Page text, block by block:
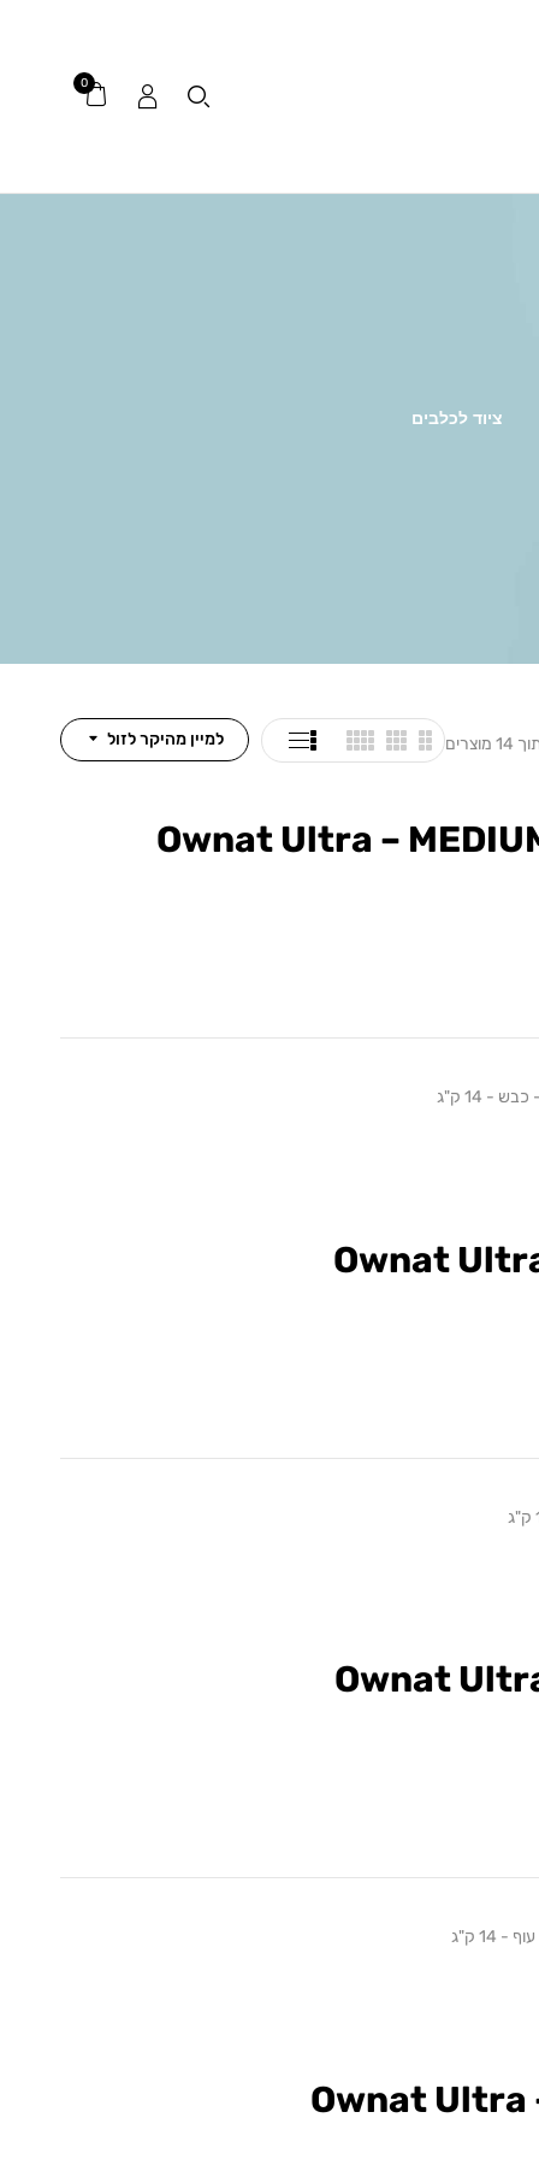
0
ציוד לכלבים
למיין מהיקר לזול
Ownat Ultra –
- 14 ק"ג
Ownat
Ownat
ק"ג
Ownat Ultra